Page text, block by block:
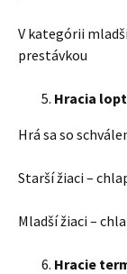
V kategórii
prestávkou
Hracia
Hrá sa so
Starší žiaci –
Mladší žiaci –
Hracie